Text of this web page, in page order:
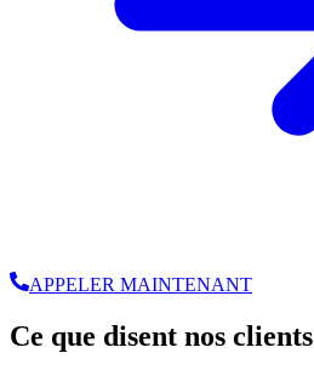
APPELER MAINTENANT
Ce que disent nos clients